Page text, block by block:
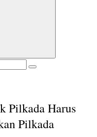
Pilkada Harus
Pilkada